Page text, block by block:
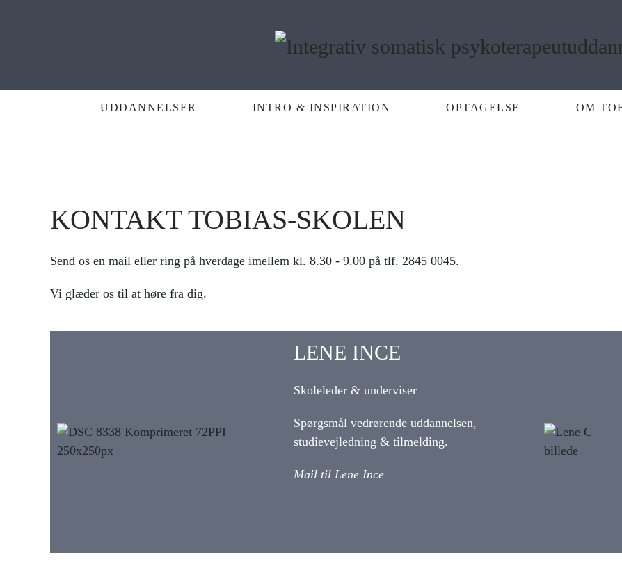
UDDANNELSER INTRO & INSPIRATION OPTAGELSE OM
DATOER FOR OPSTART
KONTAKT TOBIAS-SKOLEN
Send os en mail eller ring på hverdage imellem kl. 8.30 - 9.00 på tlf. 2845 0045.
Vi glæder os til at høre fra dig.
LENE INCE
Skoleleder & underviser
Spørgsmål vedrørende uddannelsen,
studievejledning & tilmelding.
Mail til Lene Ince